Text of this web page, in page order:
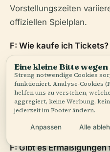
Vorstellungszeiten
offiziellen Spielplan.
F: Wie kaufe ich Tickets?
oder persönlich an der
Ticketschalter.
F: Ist das Theater für
zugänglich?A: Ja,
Sitzplätze, Toiletten und
F: Gibt es
Eine kleine Bitte wegen
Streng notwendige Cookies
funktioniert. Analyse-Cookies
helfen uns zu verstehen,
aggregiert, keine Werbung,
jederzeit im Footer ändern.
Anpassen Alle